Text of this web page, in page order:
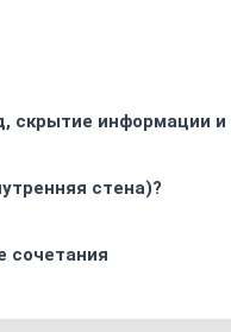
скрытиe информации
стена)?
сочетания